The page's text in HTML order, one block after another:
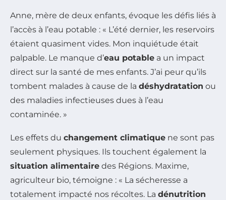
Anne, mère de deux enfants, évoque les défis liés à
l’accès à l’eau potable : « L’été dernier, les reservoirs
étaient quasiment vides. Mon inquiétude était
palpable. Le manque d’eau potable a un impact
direct sur la santé de mes enfants. J’ai peur qu’ils
tombent malades à cause de la déshydratation ou
des maladies infectieuses dues à l’eau
contaminée. »
Les effets du changement climatique ne sont pas
seulement physiques. Ils touchent également la
situation alimentaire des Régions. Maxime,
agriculteur bio, témoigne : « La sécheresse a
totalement impacté nos récoltes. La dénutrition